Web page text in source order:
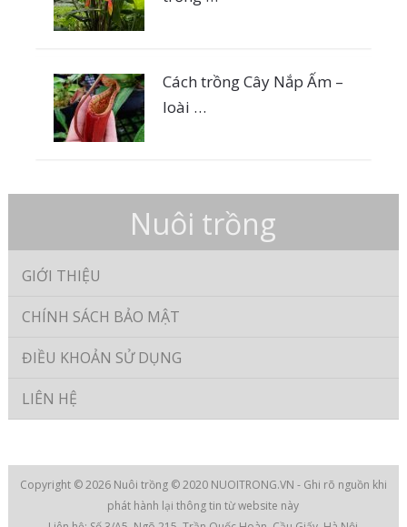
Cách trồng Cây Nắp Ấm –
loài …
Nuôi trồng
GIỚI THIỆU
CHÍNH SÁCH BẢO MẬT
ĐIỀU KHOẢN SỬ DỤNG
LIÊN HỆ
Copyright © 2026 Nuôi trồng © 2020 NUOITRONG.VN - Ghi rõ nguồn khi
phát hành lại thông tin từ website này